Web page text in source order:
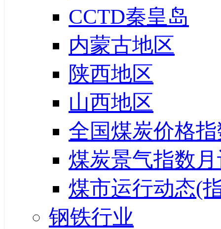
CCTD秦皇岛
内蒙古地区
陕西地区
山西地区
全国煤炭价格
煤炭景气指数
煤市运行动态(
钢铁行业